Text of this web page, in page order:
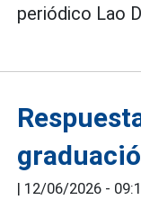
periódico Lao
| 12/06/2026 -